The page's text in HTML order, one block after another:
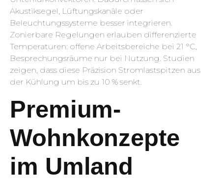
Akustiksegel, Lüftungskanäle oder
Beleuchtungssysteme besser integrieren.
Zonierbare Regelungen erlauben differenzierte
Temperaturen: offene Arbeitsbereiche bei 21 °C,
Besprechungsräume nur bei Nutzung. Studien
zeigen, dass diese Präzision Stromlastspitzen aus
der Kühlung um bis zu 10 % senkt.
Premium-
Wohnkonzepte
im Umland